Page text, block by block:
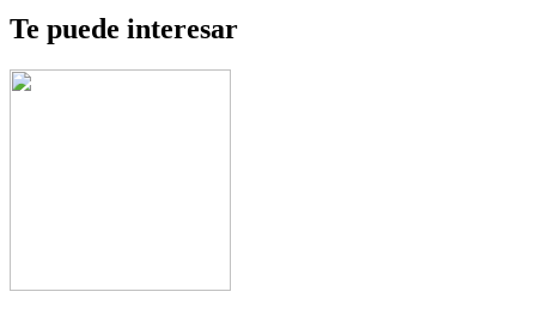
Te puede interesar